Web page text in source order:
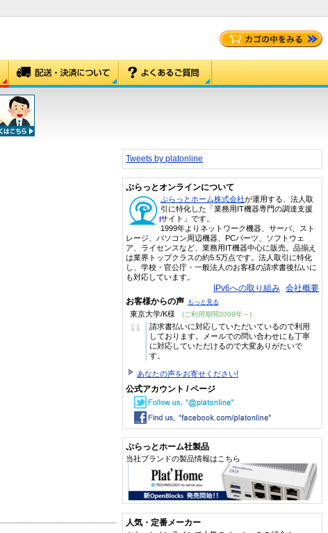
Tweets by platonline
ぷらっとオンラインについて
ぷらっとホーム株式会社が運用する、法人取
引に特化した「業務用IT機器専門の調達支援
サイト」です。
1999年よりネットワーク機器、サーバ、スト
レージ、パソコン周辺機器、PCパーツ、ソフトウェ
ア、ライセンスなど、業務用IT機器中心に販売。品揃え
は業界トップクラスの約5.5万点です。法人取引に特化
し、学校・官公庁・一般法人のお客様の請求書後払いに
も対応しています。
IPv6への取り組み 会社概要
お客様からの声 もっと見る
東京大学/K様 (ご利用期間2009年～)
“
請求書払いに対応していただいているので利用
しております。メールでの問い合わせにも丁寧
に対応していただけるので大変ありがたいで
す。
あなたの声をお寄せください!
公式アカウント / ページ
ぷらっとホーム社製品
当社ブランドの製品情報はこちら
人気・定番メーカー